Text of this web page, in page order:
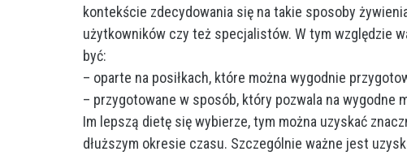
kontekście zdecydowania się na takie sposoby
użytkowników czy też specjalistów. W tym względzie
być:
– oparte na posiłkach, które można wygodnie
– przygotowane w sposób, który pozwala na wygodne
Im lepszą dietę się wybierze, tym można uzyskać
dłuższym okresie czasu. Szczególnie ważne jest